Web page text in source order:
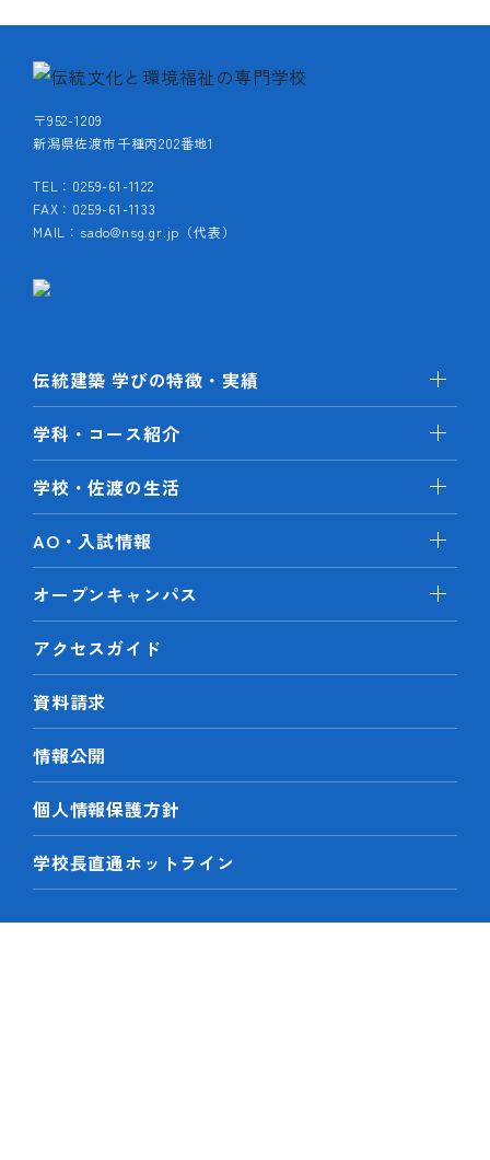
〒952-1209
新潟県佐渡市千種丙202番地1
TEL：0259-61-1122
FAX：0259-61-1133
MAIL：sado@nsg.gr.jp（代表）
伝統建築 学びの特徴・実績
学科・コース紹介
学校・佐渡の生活
AO・入試情報
オープンキャンパス
アクセスガイド
資料請求
情報公開
個人情報保護方針
学校長直通ホットライン